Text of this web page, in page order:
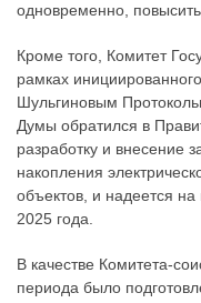
одновременно,
Кроме того, Комитет
рамках
Шульгиновым
Думы обратился в
разработку и внесение
накопления
объектов, и надеется
2025 года.
В качестве Комитета-
периода было